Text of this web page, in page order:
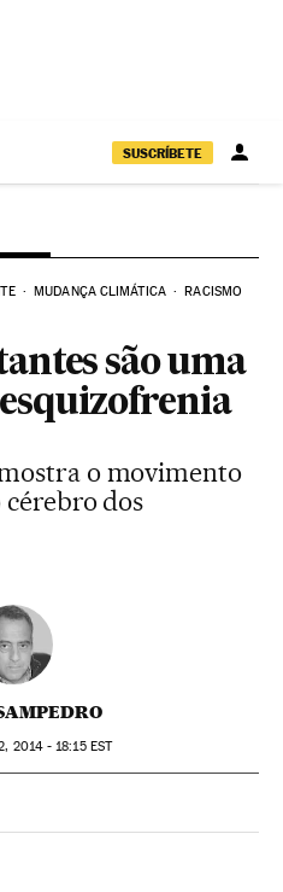
SUSCRÍBETE
MUDANÇA CLIMÁTICA RACISMO
são uma
esquizofrenia
o movimento
cérebro dos
2014 - 18:15EST
Sociales